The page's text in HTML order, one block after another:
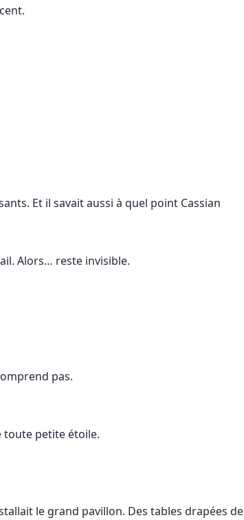
Et il savait aussi à quel point Cassian
Alors… reste invisible.
pas.
toute petite étoile.
le grand pavillon. Des tables drapées de